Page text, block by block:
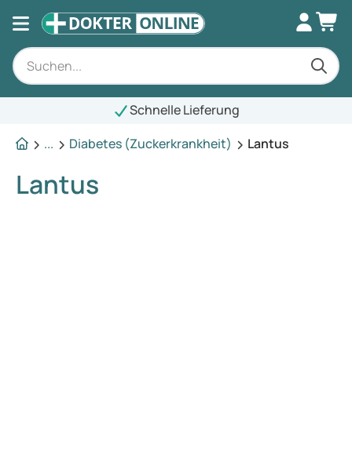
Schnelle Lieferung
...
Diabetes (Zuckerkrankheit) Lantus
Lantus